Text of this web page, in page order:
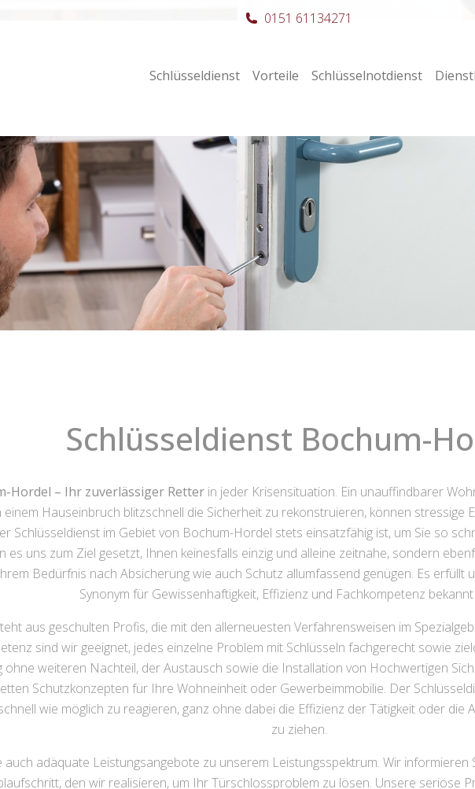
Schlüsseldienst Vorteile Schlüsselnotdienst
0151 61134271
Schlüsseldienst Bochum-
Hordel – Ihr zuverlässiger Retterin jeder Krisensituation. Ein unauffindbarer
einem Hauseinbruch blitzschnell die Sicherheit zu rekonstruieren, können
Schlüsseldienst im Gebiet von Bochum-Hordel stets einsatzfähig ist, um Sie so
es uns zum Ziel gesetzt, Ihnen keinesfalls einzig und alleine zeitnahe, sondern
Bedürfnis nach Absicherung wie auch Schutz allumfassend genügen. Es erfüllt
Synonym für Gewissenhaftigkeit, Effizienz und Fachkompetenz
aus geschulten Profis, die mit den allerneuesten Verfahrensweisen im
sind wir geeignet, jedes einzelne Problem mit Schlüsseln fachgerecht sowie
weiteren Nachteil, der Austausch sowie die Installation von Hochwertigen
Schutzkonzepten für Ihre Wohneinheit oder Gewerbeimmobilie. Der
wie möglich zu reagieren, ganz ohne dabei die Effizienz der Tätigkeit oder
zu ziehen.
adäquate Leistungsangebote zu unserem Leistungsspektrum. Wir
den wir realisieren, um Ihr Türschlossproblem zu lösen. Unsere seriöse